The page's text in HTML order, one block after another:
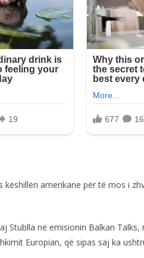
amerikane për të mos i
Stublla në emisionin Balkan Talks,
Europian, që sipas saj ka